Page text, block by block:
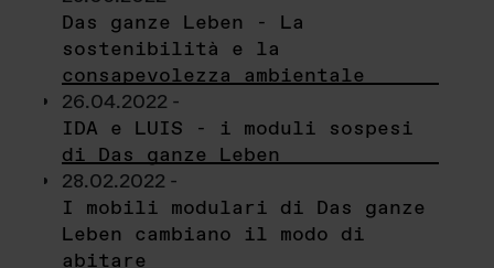
Das ganze Leben - La
sostenibilità e la
consapevolezza ambientale
26.04.2022 -
IDA e LUIS - i moduli sospesi
di Das ganze Leben
28.02.2022 -
I mobili modulari di Das ganze
Leben cambiano il modo di
abitare